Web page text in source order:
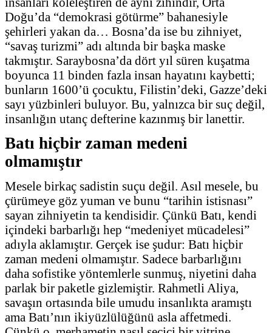
Doğu’da “demokrasi götürme” bahanesiyle
şehirleri yakan da… Bosna’da ise bu zihniyet,
“savaş turizmi” adı altında bir başka maske
takmıştır. Saraybosna’da dört yıl süren kuşatma
boyunca 11 binden fazla insan hayatını kaybetti;
bunların 1600’ü çocuktu, Filistin’deki, Gazze’deki
sayı yüzbinleri buluyor. Bu, yalnızca bir suç değil,
insanlığın utanç defterine kazınmış bir lanettir.
Batı hiçbir zaman medeni
olmamıştır
Mesele birkaç sadistin suçu değil. Asıl mesele, bu
çürümeye göz yuman ve bunu “tarihin istisnası”
sayan zihniyetin ta kendisidir. Çünkü Batı, kendi
içindeki barbarlığı hep “medeniyet mücadelesi”
adıyla aklamıştır. Gerçek ise şudur: Batı hiçbir
zaman medeni olmamıştır. Sadece barbarlığını
daha sofistike yöntemlerle sunmuş, niyetini daha
parlak bir paketle gizlemiştir. Rahmetli Aliya,
savaşın ortasında bile umudu insanlıkta aramıştı
ama Batı’nın ikiyüzlülüğünü asla affetmedi.